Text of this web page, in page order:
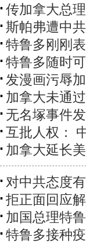
传加拿大总
斯帕弗遭中
特鲁多刚刚
特鲁多随时
发漫画污辱
加拿大未通
无名塚事件
互批人权：
加拿大延长
对中共态度
拒正面回应
加国总理特
特鲁多接种